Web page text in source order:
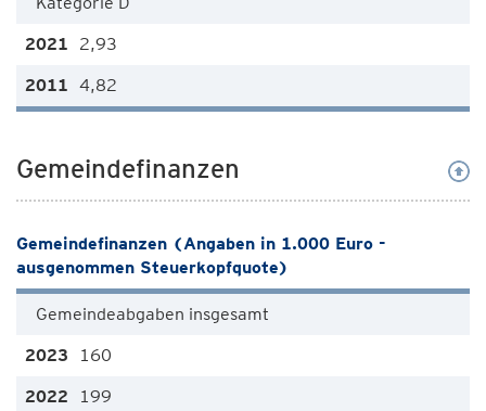
2,93
4,82
Gemeindefinanzen
Gemeindefinanzen (Angaben in 1.000 Euro -
ausgenommen Steuerkopfquote)
Gemeindeabgaben insgesamt
160
199